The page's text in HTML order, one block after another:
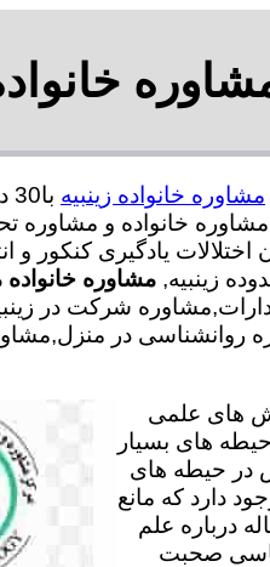
مشاوره خانواده زینبیه
خانواده و مشاوره
یادگیری
زینبیه, مشاوره خانواده
شرکت در
روانشناسی در
های علمی
های بسیار
در حیطه های
دارد که مانع
درباره علم
صحبت